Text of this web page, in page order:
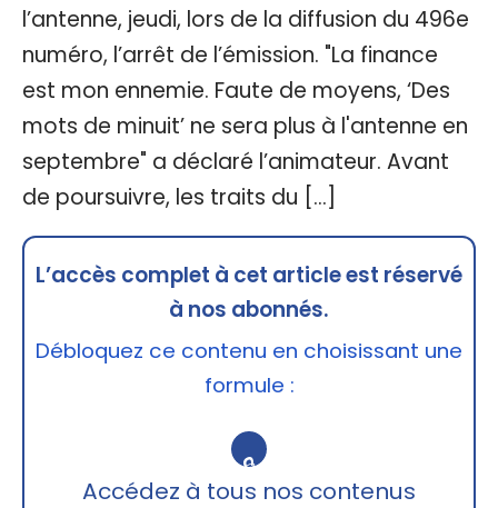
l’antenne, jeudi, lors de la diffusion du 496e
numéro, l’arrêt de l’émission. "La finance
est mon ennemie. Faute de moyens, ‘Des
mots de minuit’ ne sera plus à l'antenne en
septembre" a déclaré l’animateur. Avant
de poursuivre, les traits du […]
L’accès complet à cet article est réservé
à nos abonnés.
Débloquez ce contenu en choisissant une
formule :
🔒
Accédez à tous nos contenus